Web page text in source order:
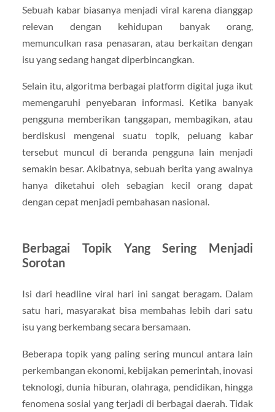
Sebuah kabar biasanya menjadi viral karena dianggap
relevan dengan kehidupan banyak orang,
memunculkan rasa penasaran, atau berkaitan dengan
isu yang sedang hangat diperbincangkan.
Selain itu, algoritma berbagai platform digital juga ikut
memengaruhi penyebaran informasi. Ketika banyak
pengguna memberikan tanggapan, membagikan, atau
berdiskusi mengenai suatu topik, peluang kabar
tersebut muncul di beranda pengguna lain menjadi
semakin besar. Akibatnya, sebuah berita yang awalnya
hanya diketahui oleh sebagian kecil orang dapat
dengan cepat menjadi pembahasan nasional.
Berbagai Topik Yang Sering Menjadi
Sorotan
Isi dari headline viral hari ini sangat beragam. Dalam
satu hari, masyarakat bisa membahas lebih dari satu
isu yang berkembang secara bersamaan.
Beberapa topik yang paling sering muncul antara lain
perkembangan ekonomi, kebijakan pemerintah, inovasi
teknologi, dunia hiburan, olahraga, pendidikan, hingga
fenomena sosial yang terjadi di berbagai daerah. Tidak